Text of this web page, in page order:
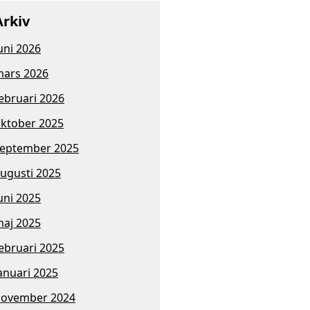
2026
2026
2026
2025
2025
2025
2025
2025
2025
2025
2024